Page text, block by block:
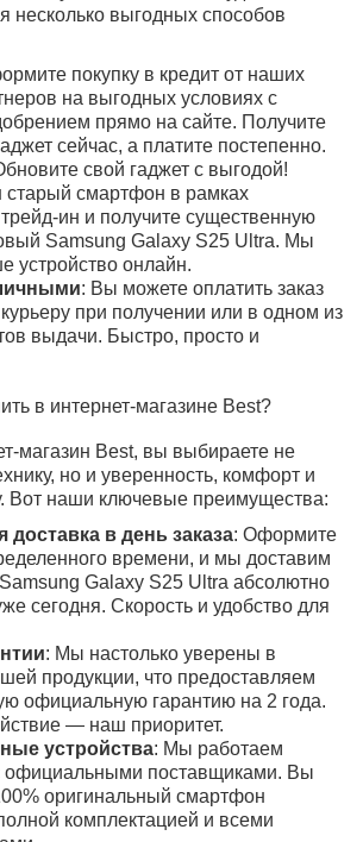
AI помогает в повседневных
поиске по экрану,
контента, улучшении
видео и более удобной
со смартфоном в целом.
покупателей
пользователям в Samsung
Galaxy S25 Ultra.
и красивый смартфон.
отличная камера и
флагмана во
Best
скорость работы и
памяти. Смартфон